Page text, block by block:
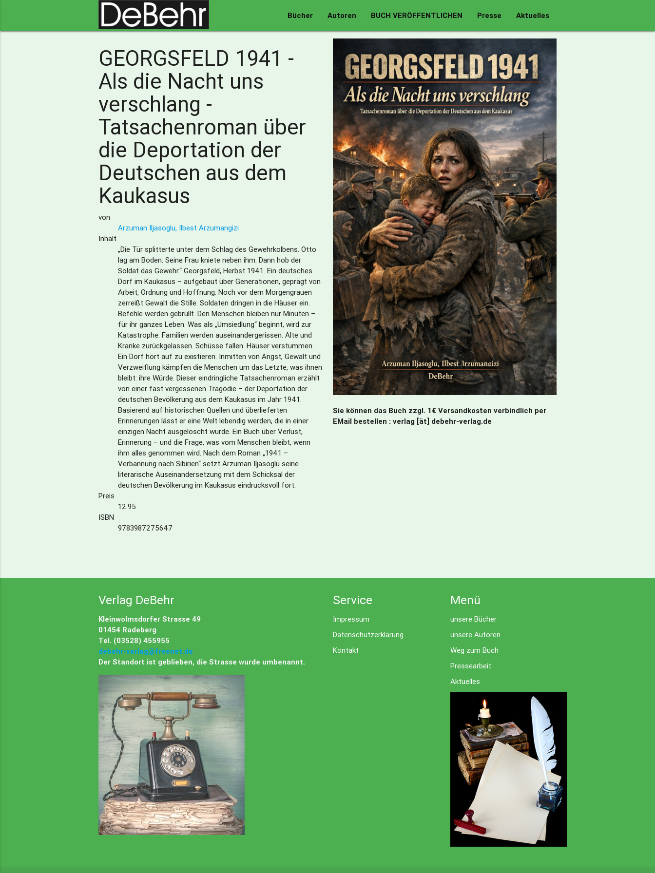
Bücher Autoren BUCH VERÖFFENTLICHEN Presse Aktuelles
GEORGSFELD 1941 -
Als die Nacht uns
verschlang -
Tatsachenroman über
die Deportation der
Deutschen aus dem
Kaukasus
von
Arzuman Iljasoglu, Ilbest Arzumangizi
Inhalt
„Die Tür splitterte unter dem Schlag des Gewehrkolbens. Otto
lag am Boden. Seine Frau kniete neben ihm. Dann hob der
Soldat das Gewehr.“ Georgsfeld, Herbst 1941. Ein deutsches
Dorf im Kaukasus – aufgebaut über Generationen, geprägt von
Arbeit, Ordnung und Hoffnung. Noch vor dem Morgengrauen
zerreißt Gewalt die Stille. Soldaten dringen in die Häuser ein.
Befehle werden gebrüllt. Den Menschen bleiben nur Minuten –
für ihr ganzes Leben. Was als „Umsiedlung“ beginnt, wird zur
Katastrophe: Familien werden auseinandergerissen. Alte und
Kranke zurückgelassen. Schüsse fallen. Häuser verstummen.
Ein Dorf hört auf zu existieren. Inmitten von Angst, Gewalt und
Verzweiflung kämpfen die Menschen um das Letzte, was ihnen
bleibt: ihre Würde. Dieser eindringliche Tatsachenroman erzählt
von einer fast vergessenen Tragödie – der Deportation der
deutschen Bevölkerung aus dem Kaukasus im Jahr 1941.
Basierend auf historischen Quellen und überlieferten
Erinnerungen lässt er eine Welt lebendig werden, die in einer
einzigen Nacht ausgelöscht wurde. Ein Buch über Verlust,
Erinnerung – und die Frage, was vom Menschen bleibt, wenn
ihm alles genommen wird. Nach dem Roman „1941 –
Verbannung nach Sibirien“ setzt Arzuman Iljasoglu seine
literarische Auseinandersetzung mit dem Schicksal der
deutschen Bevölkerung im Kaukasus eindrucksvoll fort.
Preis
12.95
ISBN
9783987275647
Sie können das Buch zzgl. 1€ Versandkosten verbindlich per
EMail bestellen : verlag [ät] debehr-verlag.de
Verlag DeBehr
Kleinwolmsdorfer Strasse 49
01454 Radeberg
Tel. (03528) 455955
debehr-verlag@freenet.de
Der Standort ist geblieben, die Strasse wurde umbenannt.
Service
Impressum
Datenschutzerklärung
Kontakt
Menü
unsere Bücher
unsere Autoren
Weg zum Buch
Pressearbeit
Aktuelles